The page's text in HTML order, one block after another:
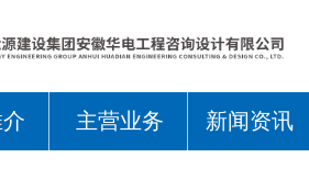
主营业务 新闻资讯